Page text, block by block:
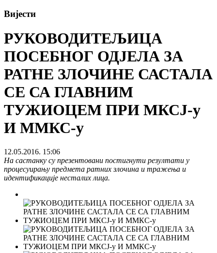
Вијести
РУКОВОДИТЕЉИЦА
ПОСЕБНОГ ОДЈЕЛА ЗА
РАТНЕ ЗЛОЧИНЕ САСТАЛА
СЕ СА ГЛАВНИМ
ТУЖИОЦЕМ ПРИ МКСЈ-у
И ММКС-у
12.05.2016. 15:06
На састанку су презентовани постигнути резултати у
процесуирању предмета ратних злочина и тражења и
идентификације несталих лица.